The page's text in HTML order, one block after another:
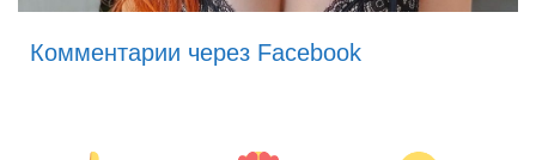
Комментарии через Facebook